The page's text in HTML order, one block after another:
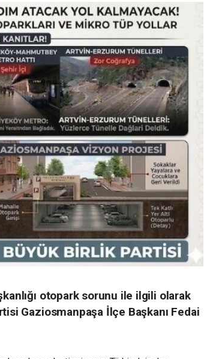
otopark sorunu ile ilgili olarak
Gaziosmanpaşa İlçe Başkanı Fedai